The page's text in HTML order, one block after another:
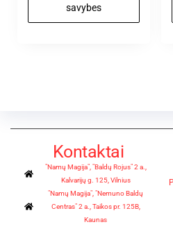
savybes
Kontaktai
"Namų Magija", "Baldų Rojus" 2 a.,
Kalvarijų g. 125, Vilnius
"Namų Magija", "Nemuno Baldų
Centras" 2 a., Taikos pr. 125B,
Kaunas